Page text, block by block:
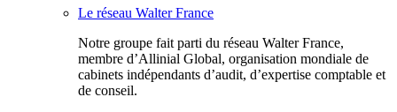
Le réseau Walter France
Notr​e groupe fait parti du réseau Walter France,
membre d’Allinial Global, organisation mondiale de
cabinets indépendants d’audit, d’expertise comptable et
de conseil.